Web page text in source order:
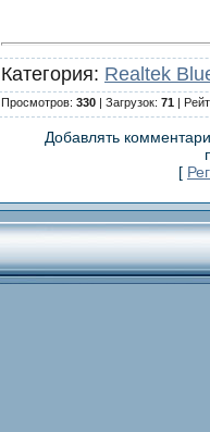
Категория: Realtek
Просмотров: 330 | Загрузок: 71 |
Добавлять
[